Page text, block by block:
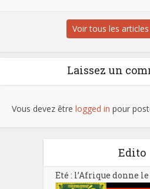
Voir tous les
Laissez un
Vous devez être logged in pour
Edito
Eté : l’Afrique donne